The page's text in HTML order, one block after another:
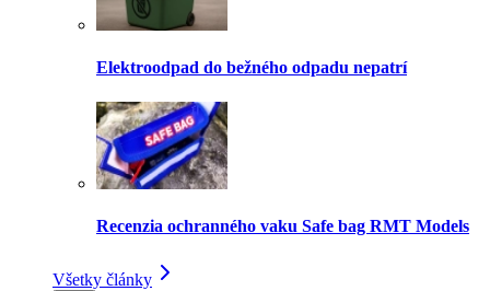
Elektroodpad do bežného odpadu nepatrí
Recenzia ochranného vaku Safe bag RMT Models
Všetky články